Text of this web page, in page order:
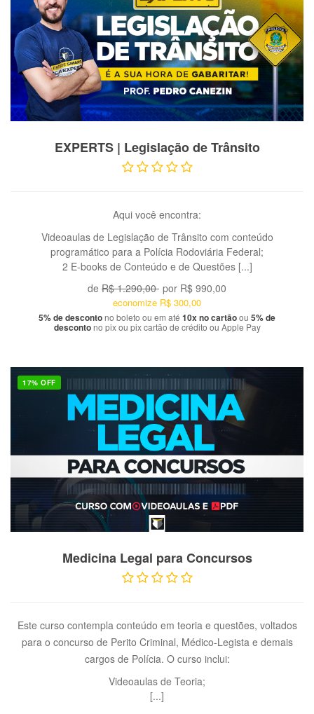
EXPERTS | Legislação de Trânsito
Aqui você encontra:
Videoaulas de Legislação de Trânsito com conteúdo
programático para a Polícia Rodoviária Federal;
2 E-books de Conteúdo e de Questões [...]
de R$ 1.290,00 por R$ 990,00
economize R$ 300,00
5% de descontono boleto ou em até 10x no cartãoou 5% de
descontono pix ou pix cartão de crédito ou Apple Pay
17% OFF
Medicina Legal para Concursos
Este curso contempla conteúdo em teoria e questões, voltados
para o concurso de Perito Criminal, Médico-Legista e demais
cargos de Polícia. O curso inclui:
Videoaulas de Teoria;
[...]